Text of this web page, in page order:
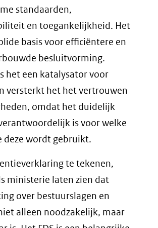
standaarden,
en toegankelijkheid. Het
basis voor efficiëntere en
besluitvorming.
het een katalysator voor
versterkt het het vertrouwen
omdat het duidelijk
is voor welke
deze wordt gebruikt.
te tekenen,
ministerie laten zien dat
over bestuurslagen en
alleen noodzakelijk, maar